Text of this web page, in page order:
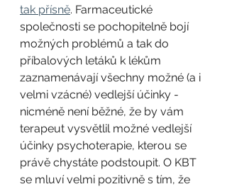
tak přísně. Farmaceutické
společnosti se pochopitelně bojí
možných problémů a tak do
příbalových letáků k lékům
zaznamenávají všechny možné (a i
velmi vzácné) vedlejší účinky -
nicméně není běžné, že by vám
terapeut vysvětlil možné vedlejší
účinky psychoterapie, kterou se
právě chystáte podstoupit. O KBT
se mluví velmi pozitivně s tím, že